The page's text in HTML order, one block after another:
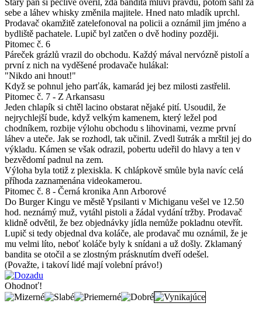
sebe a láhev whisky změnila majitele. Hned nato mladík uprchl.
Prodavač okamžitě zatelefonoval na policii a oznámil jim jméno a
bydliště pachatele. Lupič byl zatčen o dvě hodiny později.
Pitomec č. 6
Páreček grázlů vrazil do obchodu. Každý mával nervózně pistolí a
první z nich na vyděšené prodavače hulákal:
"Nikdo ani hnout!"
Když se pohnul jeho parťák, kamarád jej bez milosti zastřelil.
Pitomec č. 7 - Z Arkansasu
Jeden chlapík si chtěl lacino obstarat nějaké pití. Usoudil, že
nejrychlejší bude, když velkým kamenem, který ležel pod
chodníkem, rozbije výlohu obchodu s lihovinami, vezme první
láhev a uteče. Jak se rozhodl, tak učinil. Zvedl šutrák a mrštil jej do
výkladu. Kámen se však odrazil, pobertu udeřil do hlavy a ten v
bezvědomí padnul na zem.
Výloha byla totiž z plexiskla. K chlápkově smůle byla navíc celá
příhoda zaznamenána videokamerou.
Pitomec č. 8 - Černá kronika Ann Arborové
Do Burger Kingu ve městě Ypsilanti v Michiganu vešel ve 12.50
hod. neznámý muž, vytáhl pistoli a žádal vydání tržby. Prodavač
klidně odvětil, že bez objednávky jídla nemůže pokladnu otevřít.
Lupič si tedy objednal dva koláče, ale prodavač mu oznámil, že je
mu velmi líto, neboť koláče byly k snídani a už došly. Zklamaný
bandita se otočil a se zlostným prásknutím dveří odešel.
(Považte, i takoví lidé mají volební právo!)
Ohodnoť!